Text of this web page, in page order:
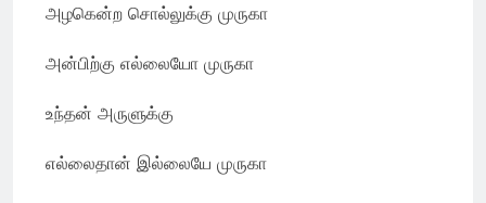
அழகென்ற சொல்லுக்கு முருகா
அன்பிற்கு எல்லையோ முருகா
உந்தன் அருளுக்கு
எல்லைதான் இல்லையே முருகா